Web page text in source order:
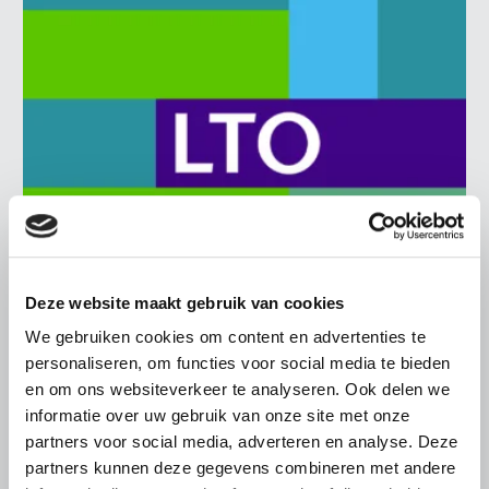
Deze website maakt gebruik van cookies
We gebruiken cookies om content en advertenties te
personaliseren, om functies voor social media te bieden
en om ons websiteverkeer te analyseren. Ook delen we
informatie over uw gebruik van onze site met onze
partners voor social media, adverteren en analyse. Deze
partners kunnen deze gegevens combineren met andere
6 AUGUSTUS 2026
LTO sluit aan bij demonstratie tegen
dreigende onteigening
pluimveehouders
ZLTO, LLTB, LTO Noord en LTO Nederland roepen hun